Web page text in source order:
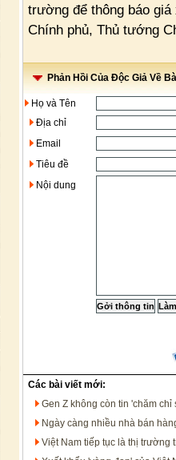
trường để thông báo
Chính phủ, Thủ tướng
Phản Hồi Của Độc Giả Về
Họ và Tên
Địa chỉ
Email
Tiêu đề
Nội dung
Các bài viết mới:
Gen Z không còn tin 'chăm chỉ
Ngày càng nhiều nhà bán
Việt Nam tiếp tục là thị trường